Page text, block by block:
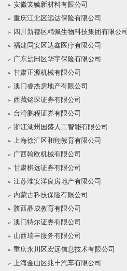
安徽裳毓新材料有限公司
重庆江北区远达保险有限公司
四川新都区精佩生物科技集团有限公司
福建同安区达鑫医疗有限公司
广东盐田区华宇保险有限公司
甘肃正源机械有限公司
澳门睿杰房地产有限公司
西藏铭琛证券有限公司
台湾鹏程证券有限公司
浙江湖州国盛人工智能有限公司
上海徐汇区和翔教育有限公司
广西翰欧机械有限公司
甘肃棋远证券有限公司
江苏淮安洋良房地产有限公司
内蒙古科技保险有限公司
陕西晶成教育有限公司
澳门特尔证券有限公司
山西瑞丰服务有限公司
重庆永川区宏远信息技术有限公司
上海金山区兆丰汽车有限公司